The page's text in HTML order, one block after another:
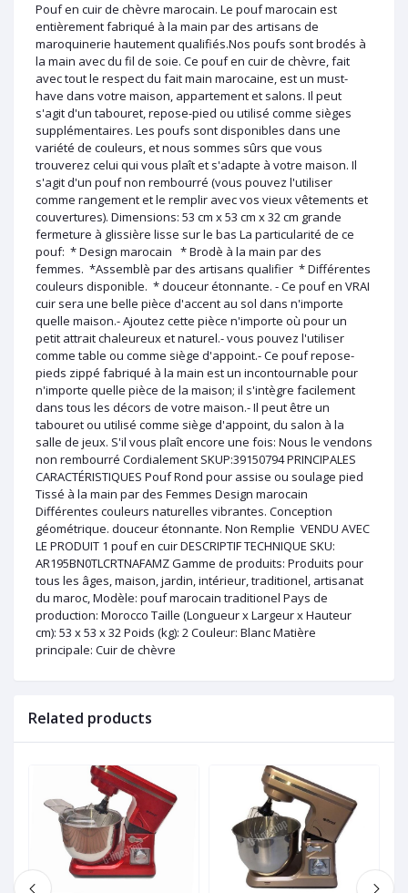
Pouf en cuir de chèvre marocain. Le pouf marocain est
entièrement fabriqué à la main par des artisans de
maroquinerie hautement qualifiés.Nos poufs sont brodés à
la main avec du fil de soie. Ce pouf en cuir de chèvre, fait
avec tout le respect du fait main marocaine, est un must-
have dans votre maison, appartement et salons. Il peut
s'agit d'un tabouret, repose-pied ou utilisé comme sièges
supplémentaires. Les poufs sont disponibles dans une
variété de couleurs, et nous sommes sûrs que vous
trouverez celui qui vous plaît et s'adapte à votre maison. Il
s'agit d'un pouf non rembourré (vous pouvez l'utiliser
comme rangement et le remplir avec vos vieux vêtements et
couvertures). Dimensions: 53 cm x 53 cm x 32 cm grande
fermeture à glissière lisse sur le bas La particularité de ce
pouf: * Design marocain * Brodè à la main par des
femmes. *Assemblè par des artisans qualifier * Différentes
couleurs disponible. * douceur étonnante. - Ce pouf en VRAI
cuir sera une belle pièce d'accent au sol dans n'importe
quelle maison.- Ajoutez cette pièce n'importe où pour un
petit attrait chaleureux et naturel.- vous pouvez l'utiliser
comme table ou comme siège d'appoint.- Ce pouf repose-
pieds zippé fabriqué à la main est un incontournable pour
n'importe quelle pièce de la maison; il s'intègre facilement
dans tous les décors de votre maison.- Il peut être un
tabouret ou utilisé comme siège d'appoint, du salon à la
salle de jeux. S'il vous plaît encore une fois: Nous le vendons
non rembourré Cordialement SKUP:39150794 PRINCIPALES
CARACTÉRISTIQUES Pouf Rond pour assise ou soulage pied
Tissé à la main par des Femmes Design marocain
Différentes couleurs naturelles vibrantes. Conception
géométrique. douceur étonnante. Non Remplie VENDU AVEC
LE PRODUIT 1 pouf en cuir DESCRIPTIF TECHNIQUE SKU:
AR195BN0TLCRTNAFAMZ Gamme de produits: Produits pour
tous les âges, maison, jardin, intérieur, traditionel, artisanat
du maroc, Modèle: pouf marocain traditionel Pays de
production: Morocco Taille (Longueur x Largeur x Hauteur
cm): 53 x 53 x 32 Poids (kg): 2 Couleur: Blanc Matière
principale: Cuir de chèvre
Related products